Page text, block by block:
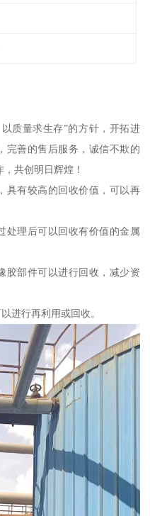
质量求生存”的方针，开拓进
完善的售后服务，诚信不欺的
共创明日辉煌！
具有较高的回收价值，可以再
处理后可以回收有价值的金属
胶部件可以进行回收，减少资
进行再利用或回收。